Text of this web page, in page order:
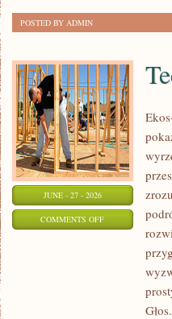
POSTED BY ADMIN
JUNE - 27 - 2026
COMMENTS OFFON
TECHNOLOGIE